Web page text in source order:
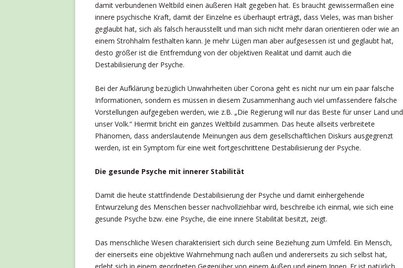
damit verbundenen Weltbild einen äußeren Halt gegeben hat. Es braucht gewissermaßen eine
innere psychische Kraft, damit der Einzelne es überhaupt erträgt, dass Vieles, was man bisher
geglaubt hat, sich als falsch herausstellt und man sich nicht mehr daran orientieren oder wie an
einem Strohhalm festhalten kann. Je mehr Lügen man aber aufgesessen ist und geglaubt hat,
desto größer ist die Entfremdung von der objektiven Realität und damit auch die
Destabilisierung der Psyche.
Bei der Aufklärung bezüglich Unwahrheiten über Corona geht es nicht nur um ein paar falsche
Informationen, sondern es müssen in diesem Zusammenhang auch viel umfassendere falsche
Vorstellungen aufgegeben werden, wie z.B. „Die Regierung will nur das Beste für unser Land und
unser Volk.“ Hiermit bricht ein ganzes Weltbild zusammen. Das heute allseits verbreitete
Phänomen, dass anderslautende Meinungen aus dem gesellschaftlichen Diskurs ausgegrenzt
werden, ist ein Symptom für eine weit fortgeschrittene Destabilisierung der Psyche.
Die gesunde Psyche mit innerer Stabilität
Damit die heute stattfindende Destabilisierung der Psyche und damit einhergehende
Entwurzelung des Menschen besser nachvollziehbar wird, beschreibe ich einmal, wie sich eine
gesunde Psyche bzw. eine Psyche, die eine innere Stabilität besitzt, zeigt.
Das menschliche Wesen charakterisiert sich durch seine Beziehung zum Umfeld. Ein Mensch,
der einerseits eine objektive Wahrnehmung nach außen und andererseits zu sich selbst hat,